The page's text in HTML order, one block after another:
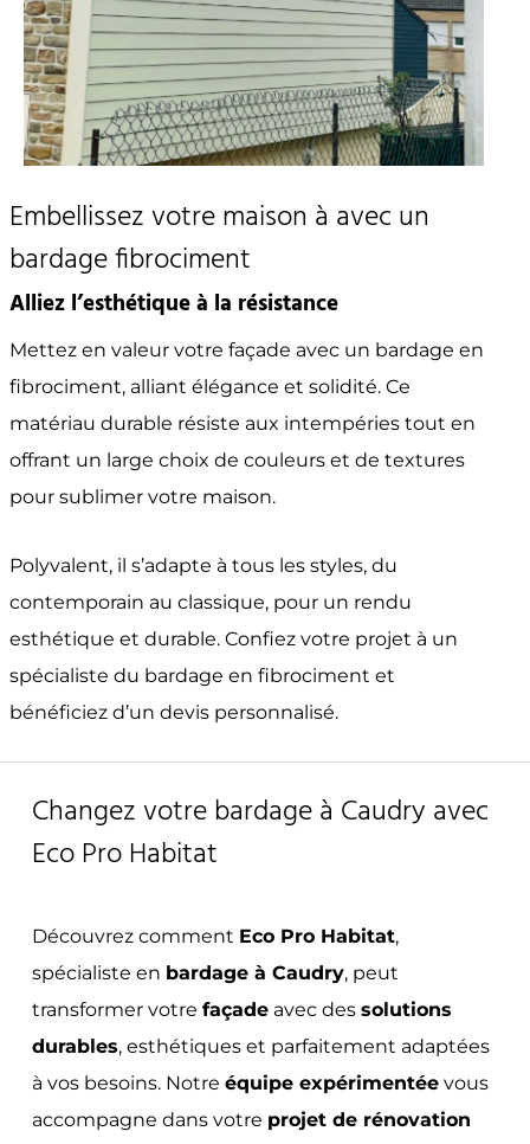
Embellissez votre maison à avec un
bardage fibrociment
Alliez l’esthétique à la résistance
Mettez en valeur votre façade avec un bardage en
fibrociment, alliant élégance et solidité. Ce
matériau durable résiste aux intempéries tout en
offrant un large choix de couleurs et de textures
pour sublimer votre maison.
Polyvalent, il s’adapte à tous les styles, du
contemporain au classique, pour un rendu
esthétique et durable. Confiez votre projet à un
spécialiste du bardage en fibrociment et
bénéficiez d’un devis personnalisé.
Changez votre bardage à Caudry avec
Eco Pro Habitat
Découvrez comment Eco Pro Habitat,
spécialiste en bardage à Caudry, peut
transformer votre façadeavec des solutions
durables, esthétiques et parfaitement adaptées
à vos besoins. Notre équipe expérimentéevous
accompagne dans votre projet de rénovation